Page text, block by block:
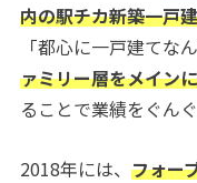
内の駅チカ新築一戸
「都心に一戸建て
ァミリー層をメイン
ることで業績をぐん
2018年には、 フォー